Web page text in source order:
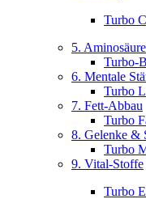
Turbo
5.
Turbo-
6. Mentale
Turbo
7. Fett-Abbau
Turbo
8. Gelenke &
Turbo
9. Vital-Stoffe
Turbo